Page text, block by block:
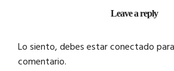
Leave a reply
Lo siento, debes estarconectado
comentario.